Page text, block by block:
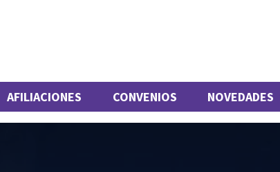
AFILIACIONES CONVENIOS NOVEDADES